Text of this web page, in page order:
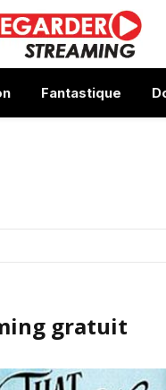
Fantastique
gratuit